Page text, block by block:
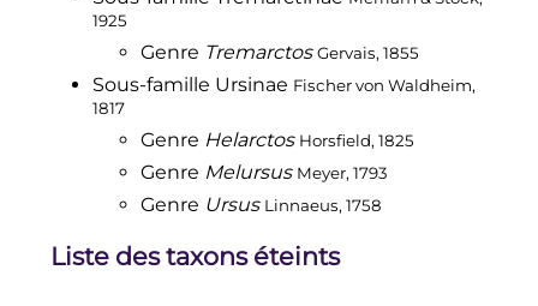
1925
Genre Tremarctos Gervais, 1855
Sous-famille Ursinae Fischer von Waldheim,
1817
Genre Helarctos Horsfield, 1825
Genre Melursus Meyer, 1793
Genre Ursus Linnaeus, 1758
Liste des taxons éteints